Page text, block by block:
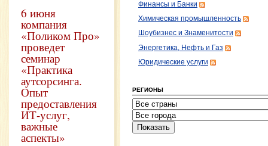
6 июня
компания
«Поликом Про»
проведет
семинар
«Практика
аутсорсинга.
Опыт
предоставления
ИТ-услуг,
важные
аспекты»
Финансы и Банки
Химическая промышленность
Шоубизнес и Знаменитости
Энергетика, Нефть и Газ
Юридические услуги
РЕГИОНЫ